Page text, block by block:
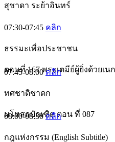
สุชาดา ระย้าอินทร์
07:30-07:45 คลิก
ธรรมะเพื่อประชาชน
ตอนที่ 167 พระเตมีย์ผู้ยิ่งด้วยเ
07:45-08:00คลิก
ทศชาติชาดก
มโหสถบัณฑิต ตอน ที่ 087
08:00-08:30คลิก
กฎแห่งกรรม (English Subtitle)